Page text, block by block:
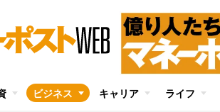
ビジネス キャリア ライフ